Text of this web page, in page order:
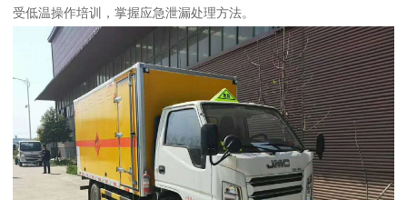
受低温操作培训，掌握应急泄漏处理方法。​